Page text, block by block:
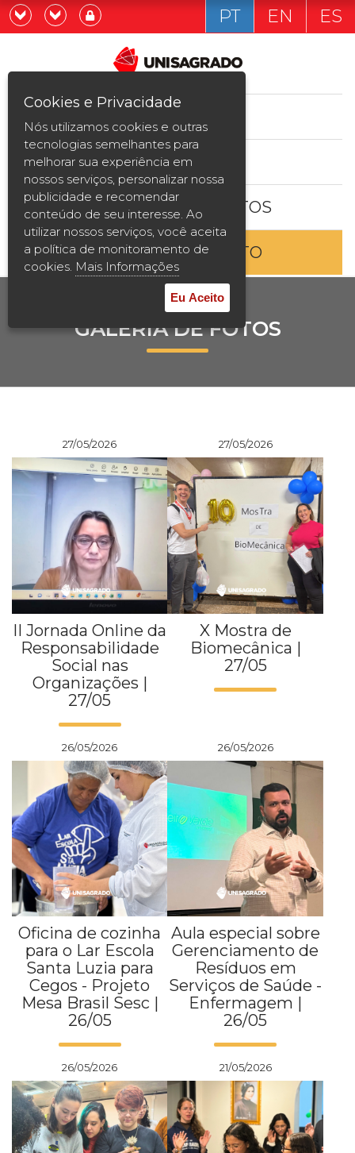
Graduação
Pós-graduação e MBA
Curta Duração
Vestibular
2ª Graduação
Transferência
Reingresso
Biblioteca
Contatos
Calendário acadêmico
Internacionalização
UATI
Já sou estudande
Quero ser estudante
PT EN ES
ESTUDE AQUI
BOLSAS E DESCONTOS
ENTRE EM CONTATO
GALERIA DE FOTOS
27/05/2026
II Jornada Online da
Responsabilidade
Social nas
Organizações |
27/05
27/05/2026
X Mostra de
Biomecânica |
27/05
26/05/2026
Oficina de cozinha
para o Lar Escola
Santa Luzia para
Cegos - Projeto
Mesa Brasil Sesc |
26/05
26/05/2026
Aula especial sobre
Gerenciamento de
Resíduos em
Serviços de Saúde -
Enfermagem |
26/05
26/05/2026 21/05/2026
Cookies e Privacidade
Nós utilizamos cookies e outras
tecnologias semelhantes para
melhorar sua experiência em
nossos serviços, personalizar nossa
publicidade e recomendar
conteúdo de seu interesse. Ao
utilizar nossos serviços, você aceita
a política de monitoramento de
cookies. Mais Informações
Eu Aceito